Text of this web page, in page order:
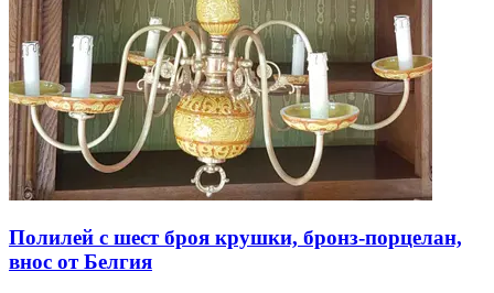
Полилей с шест броя крушки, бронз-порцелан,
внос от Белгия